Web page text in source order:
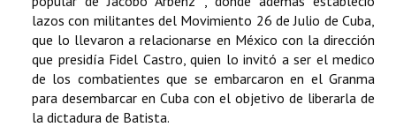
lazos con militantes del Movimiento 26 de Julio de Cuba,
que lo llevaron a relacionarse en México con la dirección
que presidía Fidel Castro, quien lo invitó a ser el medico
de los combatientes que se embarcaron en el Granma
para desembarcar en Cuba con el objetivo de liberarla de
la dictadura de Batista.